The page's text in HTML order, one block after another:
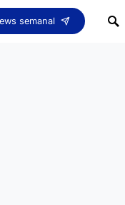
semanal